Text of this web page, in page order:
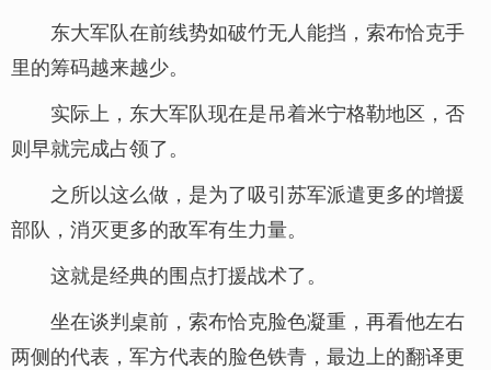
东大军队在前线势如破竹无人能挡，索布恰克手
里的筹码越来越少。
实际上，东大军队现在是吊着米宁格勒地区，否
则早就完成占领了。
之所以这么做，是为了吸引苏军派遣更多的增援
部队，消灭更多的敌军有生力量。
这就是经典的围点打援战术了。
坐在谈判桌前，索布恰克脸色凝重，再看他左右
两侧的代表，军方代表的脸色铁青，最边上的翻译更